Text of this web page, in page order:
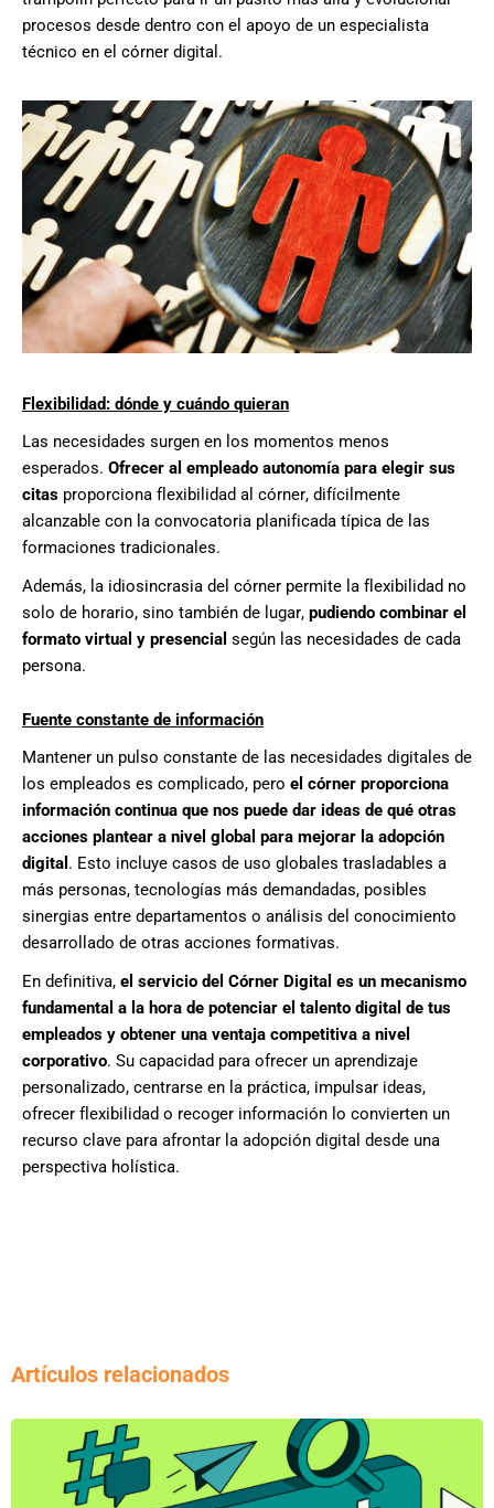
procesos desde dentro con el apoyo de un especialista
técnico en el córner digital.
Flexibilidad: dónde y cuándo quieran
Las necesidades surgen en los momentos menos
esperados. Ofrecer al empleado autonomía para elegir sus
citas proporciona flexibilidad al córner, difícilmente
alcanzable con la convocatoria planificada típica de las
formaciones tradicionales.
Además, la idiosincrasia del córner permite la flexibilidad no
solo de horario, sino también de lugar, pudiendo combinar el
formato virtual y presencial según las necesidades de cada
persona.
Fuente constante de información
Mantener un pulso constante de las necesidades digitales de
los empleados es complicado, pero e l córner proporciona
información continua que nos puede dar ideas de qué otras
acciones plantear a nivel global para mejorar la adopción
digital . Esto incluye casos de uso globales trasladables a
más personas, tecnologías más demandadas, posibles
sinergias entre departamentos o análisis del conocimiento
desarrollado de otras acciones formativas.
En definitiva, el servicio del Córner Digital es un mecanismo
fundamental a la hora de potenciar el talento digital de tus
empleados y obtener una ventaja competitiva a nivel
corporativo. Su capacidad para ofrecer un aprendizaje
personalizado, centrarse en la práctica, impulsar ideas,
ofrecer flexibilidad o recoger información lo convierten un
recurso clave para afrontar la adopción digital desde una
perspectiva holística.
Artículos relacionados